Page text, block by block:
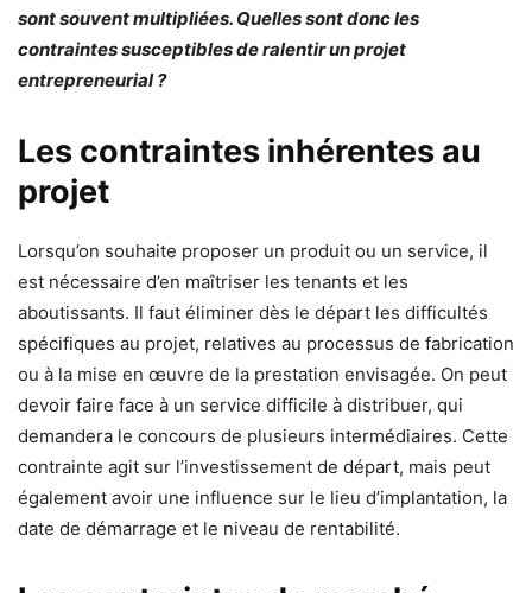
sont souventmultipliées. Quelles sont donc les
contraintes susceptibles de ralentir un projet
entrepreneurial ?
Les contraintes inhérentes au
projet
Lorsqu’on souhaite proposer un produit ou un service, il
est nécessaire d’en maîtriser les tenants et les
aboutissants. Il faut éliminer dès le départ les difficultés
spécifiques au projet, relatives au processus de fabrication
ou à la mise en œuvre de la prestation envisagée. On peut
devoir faire face à un service difficile à distribuer, qui
demandera le concours de plusieurs intermédiaires. Cette
contrainte agit sur l’investissement de départ, mais peut
également avoir une influence sur le lieu d’implantation, la
date de démarrage et le niveau de rentabilité.